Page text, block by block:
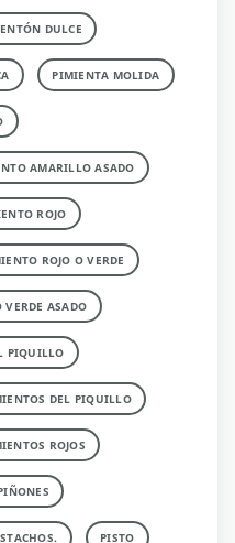
DULCE
PIMIENTA MOLIDA
AMARILLO ASADO
ROJO
ROJO O VERDE
VERDE ASADO
PIQUILLO
DEL PIQUILLO
ROJOS
PISTO